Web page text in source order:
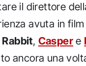
il direttore
avuta in
, Casper e
ancora una